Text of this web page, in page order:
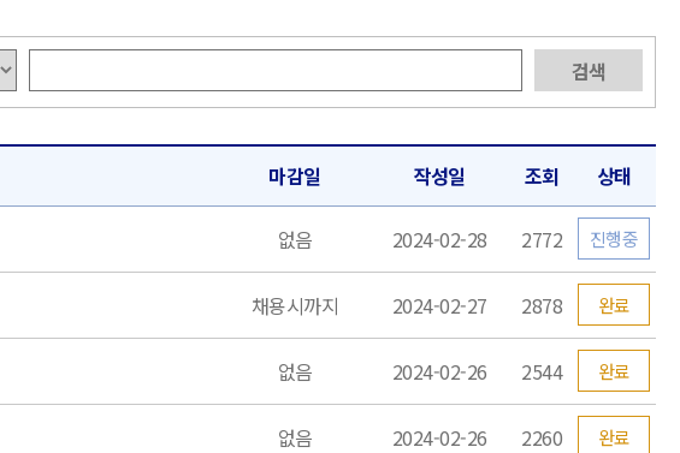
마감일 작성일 조회 상태
없음 2024-02-28 2772 진행중
채용시까지 2024-02-27 2878 완료
없음 2024-02-26 2544 완료
없음 2024-02-26 2260 완료